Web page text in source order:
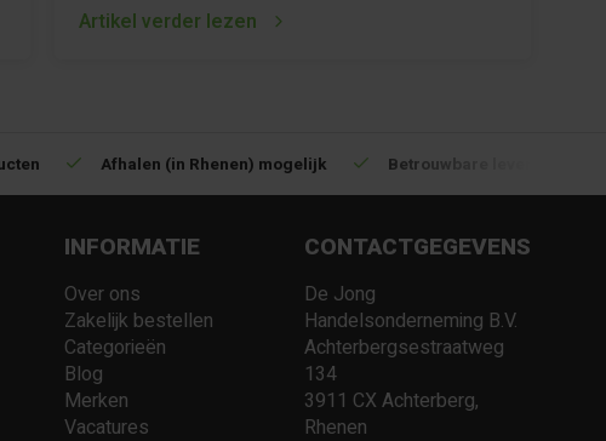
Artikel verder lezen
Ruime voorraad in kwalitatieve producten Afhalen (in Rhenen)
INFORMATIE
Over ons
Zakelijk bestellen
Categorieën
Blog
Merken
Vacatures
CONTACTGEGEVENS
De Jong
Handelsonderneming B.V.
Achterbergsestraatweg
134
3911 CX Achterberg,
Rhenen